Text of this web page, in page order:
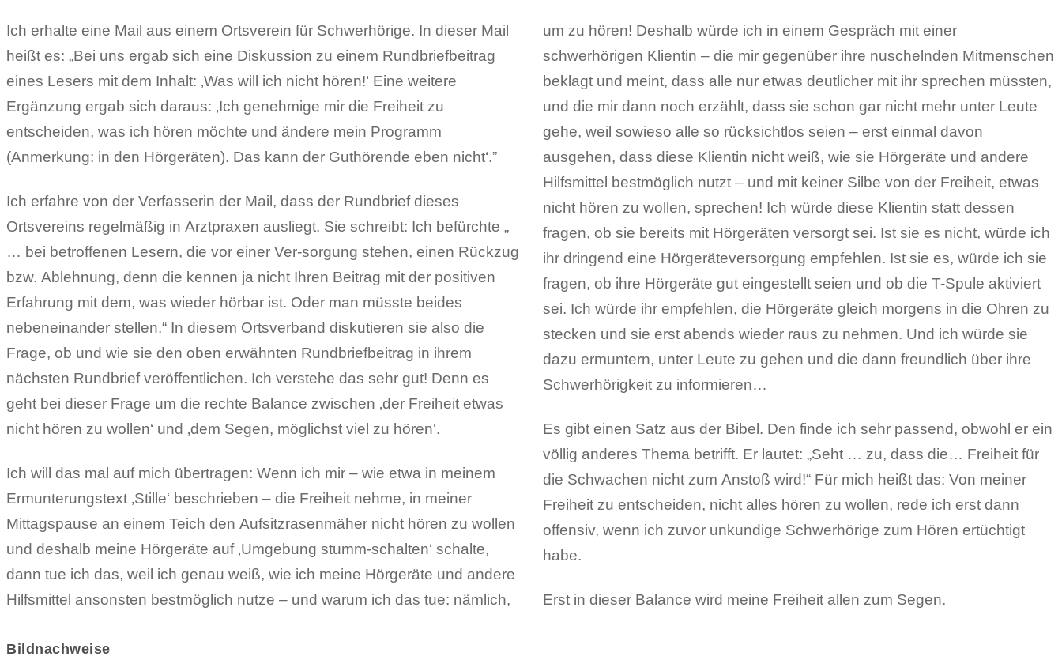
Ich erhalte eine Mail aus einem Ortsverein für Schwerhörige. In dieser Mail
heißt es: „Bei uns ergab sich eine Diskussion zu einem Rundbriefbeitrag
eines Lesers mit dem Inhalt: ‚Was will ich nicht hören!‘ Eine weitere
Ergänzung ergab sich daraus: ‚Ich genehmige mir die Freiheit zu
entscheiden, was ich hören möchte und ändere mein Programm
(Anmerkung: in den Hörgeräten). Das kann der Guthörende eben nicht‘.”
Ich erfahre von der Verfasserin der Mail, dass der Rundbrief dieses
Ortsvereins regelmäßig in Arztpraxen ausliegt. Sie schreibt: Ich befürchte „
… bei betroffenen Lesern, die vor einer Ver-sorgung stehen, einen Rückzug
bzw. Ablehnung, denn die kennen ja nicht Ihren Beitrag mit der positiven
Erfahrung mit dem, was wieder hörbar ist. Oder man müsste beides
nebeneinander stellen.“ In diesem Ortsverband diskutieren sie also die
Frage, ob und wie sie den oben erwähnten Rundbriefbeitrag in ihrem
nächsten Rundbrief veröffentlichen. Ich verstehe das sehr gut! Denn es
geht bei dieser Frage um die rechte Balance zwischen ‚der Freiheit etwas
nicht hören zu wollen‘ und ‚dem Segen, möglichst viel zu hören‘.
Ich will das mal auf mich übertragen: Wenn ich mir – wie etwa in meinem
Ermunterungstext ‚Stille‘ beschrieben – die Freiheit nehme, in meiner
Mittagspause an einem Teich den Aufsitzrasenmäher nicht hören zu wollen
und deshalb meine Hörgeräte auf ‚Umgebung stumm-schalten‘ schalte,
dann tue ich das, weil ich genau weiß, wie ich meine Hörgeräte und andere
Hilfsmittel ansonsten bestmöglich nutze – und warum ich das tue: nämlich,
um zu hören! Deshalb würde ich in einem Gespräch mit einer
schwerhörigen Klientin – die mir gegenüber ihre nuschelnden Mitmenschen
beklagt und meint, dass alle nur etwas deutlicher mit ihr sprechen müssten,
und die mir dann noch erzählt, dass sie schon gar nicht mehr unter Leute
gehe, weil sowieso alle so rücksichtlos seien – erst einmal davon
ausgehen, dass diese Klientin nicht weiß, wie sie Hörgeräte und andere
Hilfsmittel bestmöglich nutzt – und mit keiner Silbe von der Freiheit, etwas
nicht hören zu wollen, sprechen! Ich würde diese Klientin statt dessen
fragen, ob sie bereits mit Hörgeräten versorgt sei. Ist sie es nicht, würde ich
ihr dringend eine Hörgeräteversorgung empfehlen. Ist sie es, würde ich sie
fragen, ob ihre Hörgeräte gut eingestellt seien und ob die T-Spule aktiviert
sei. Ich würde ihr empfehlen, die Hörgeräte gleich morgens in die Ohren zu
stecken und sie erst abends wieder raus zu nehmen. Und ich würde sie
dazu ermuntern, unter Leute zu gehen und die dann freundlich über ihre
Schwerhörigkeit zu informieren…
Es gibt einen Satz aus der Bibel. Den finde ich sehr passend, obwohl er ein
völlig anderes Thema betrifft. Er lautet: „Seht … zu, dass die… Freiheit für
die Schwachen nicht zum Anstoß wird!“ Für mich heißt das: Von meiner
Freiheit zu entscheiden, nicht alles hören zu wollen, rede ich erst dann
offensiv, wenn ich zuvor unkundige Schwerhörige zum Hören ertüchtigt
habe.
Erst in dieser Balance wird meine Freiheit allen zum Segen.
Bildnachweise